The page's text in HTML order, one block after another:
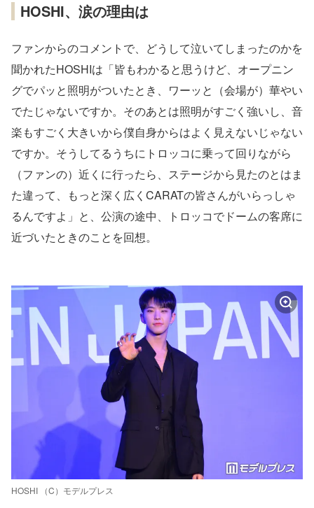
HOSHI、涙の理由は
ファンからのコメントで、どうして泣いてしまったのかを
聞かれたHOSHIは「皆もわかると思うけど、オープニン
グでパッと照明がついたとき、ワーッと（会場が）華やい
でたじゃないですか。そのあとは照明がすごく強いし、音
楽もすごく大きいから僕自身からはよく見えないじゃない
ですか。そうしてるうちにトロッコに乗って回りながら
（ファンの）近くに行ったら、ステージから見たのとはま
た違って、もっと深く広くCARATの皆さんがいらっしゃ
るんですよ」と、公演の途中、トロッコでドームの客席に
近づいたときのことを回想。
HOSHI （C）モデルプレス